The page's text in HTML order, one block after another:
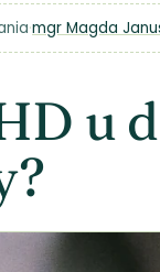
·mgr Magda
u